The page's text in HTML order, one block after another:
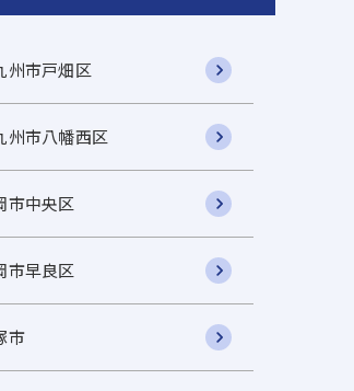
州市戸畑区
州市八幡西区
市中央区
市早良区
市